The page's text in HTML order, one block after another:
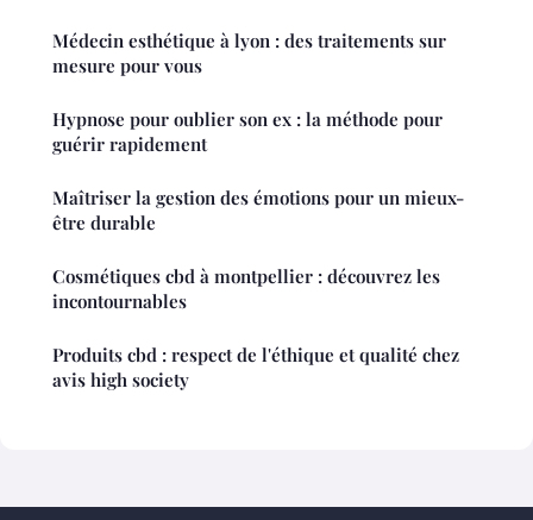
Médecin esthétique à lyon : des traitements sur
mesure pour vous
Hypnose pour oublier son ex : la méthode pour
guérir rapidement
Maîtriser la gestion des émotions pour un mieux-
être durable
Cosmétiques cbd à montpellier : découvrez les
incontournables
Produits cbd : respect de l'éthique et qualité chez
avis high society